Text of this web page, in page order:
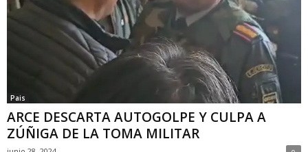
Pais
ARCE DESCARTA AUTOGOLPE Y CULPA A
ZÚÑIGA DE LA TOMA MILITAR